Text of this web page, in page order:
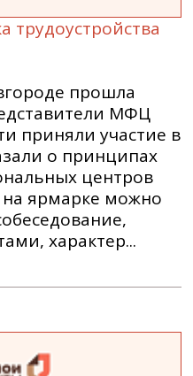
трудоустройства
прошла
МФЦ
приняли участие в
о принципах
центров
ярмарке можно
характер...